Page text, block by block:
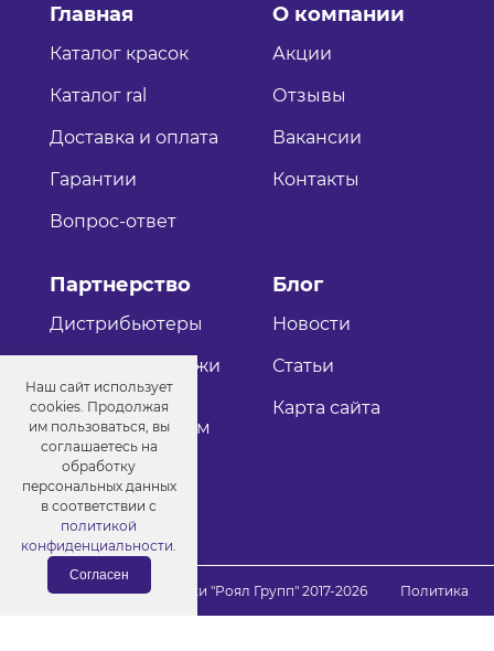
Главная
Каталог красок
Каталог ral
Доставка и оплата
Гарантии
Вопрос-ответ
О компании
Акции
Отзывы
Вакансии
Контакты
Партнерство
Дистрибьютеры
Оптовые продажи
Как стать
дистрибьютером
Блог
Новости
Статьи
Карта сайта
© Порошковые краски "Роял Групп" 2017-2026
Политика
конфиденциальности
Наш сайт использует
cookies. Продолжая
им пользоваться, вы
соглашаетесь на
обработку
персональных данных
в соответствии с
политикой
конфиденциальности.
Согласен